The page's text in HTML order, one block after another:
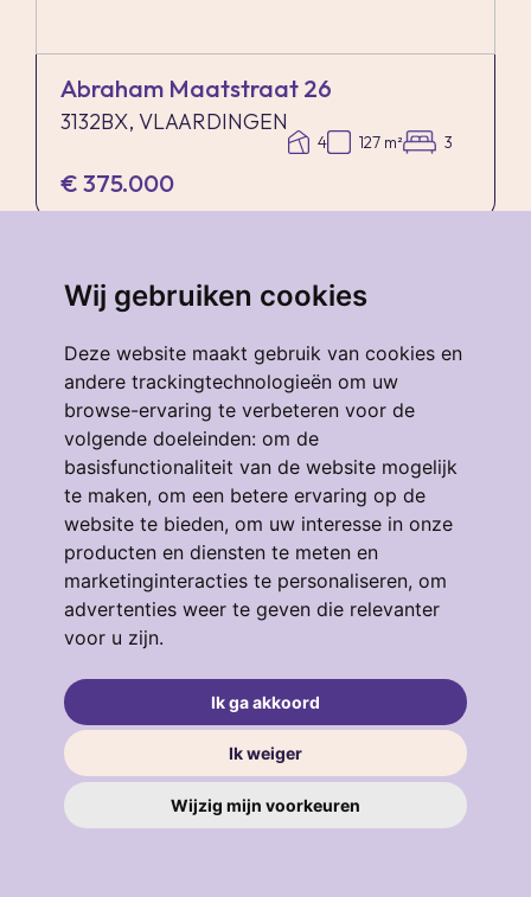
Wij gebruiken cookies
Deze website maakt gebruik van cookies en
andere trackingtechnologieën om uw
browse-ervaring te verbeteren voor de
volgende doeleinden: om de
basisfunctionaliteit van de website mogelijk
te maken, om een betere ervaring op de
website te bieden, om uw interesse in onze
producten en diensten te meten en
marketinginteracties te personaliseren, om
advertenties weer te geven die relevanter
voor u zijn.
Ik ga akkoord
Ik weiger
Wijzig mijn voorkeuren
Abraham Maatstraat 26
3132BX, VLAARDINGEN
4 127 m² 3
€ 375.000
verkocht.
Eendrachtstraat 64
3134GM, VLAARDINGEN
4 53 m²
€ 319.000
verkocht.